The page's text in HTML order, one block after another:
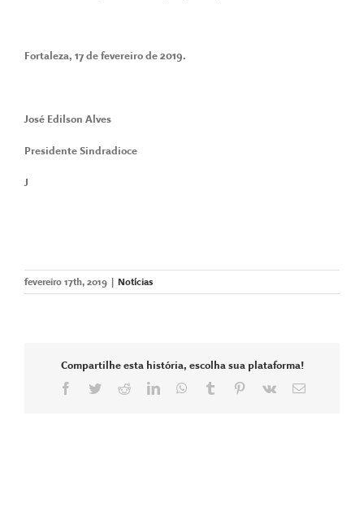
Fortaleza, 17 de fevereiro de 2019.
José Edilson Alves
Presidente Sindradioce
J
fevereiro 17th, 2019 Notícias
Compartilhe esta história, escolha sua plataforma!
Facebook
TwitterRedditLinkedInWhatsApp
Tumblr Pinterest
Vk
E-